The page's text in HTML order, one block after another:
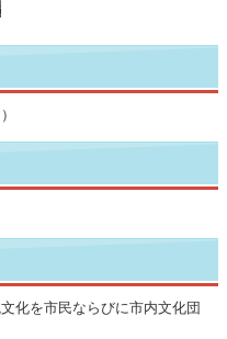
化を市民ならびに市内文化団